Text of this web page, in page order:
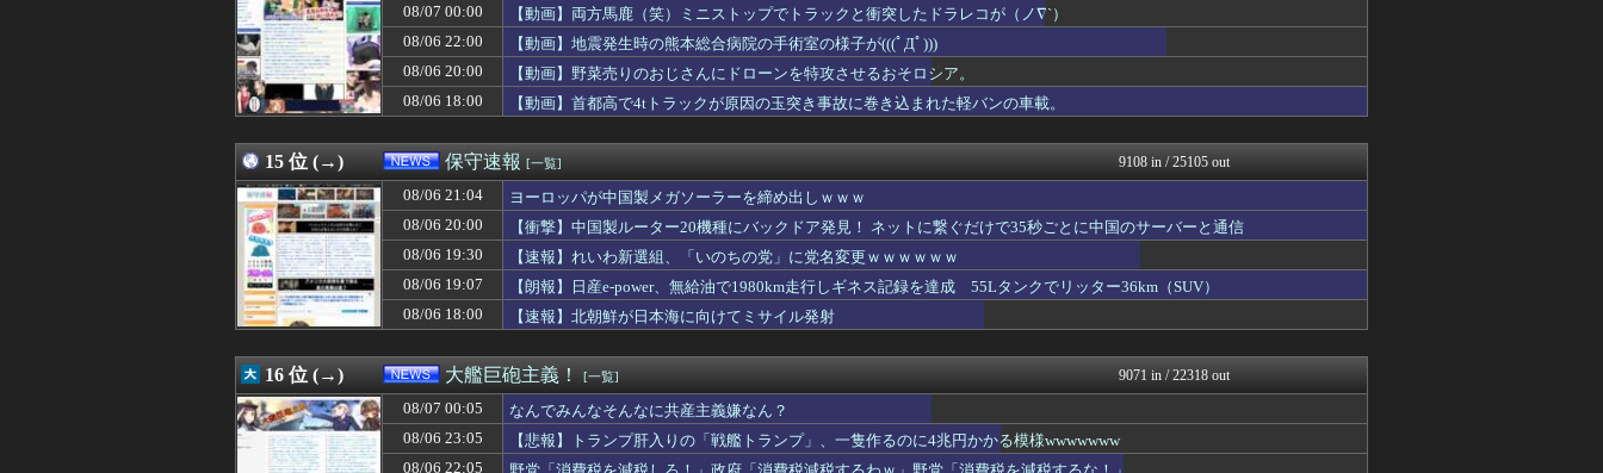
08/07 06:00
ワイの職場の後輩女子、かわいくていい匂いするけどマジでとんでもなく無能
08/07 06:00
産経新聞が東北で新聞発行休止
常識的に考えた
08/07 06:00
【悲報】ワンピース原作者・尾田栄一郎さん、他の人と同じ「漫画家」という肩書きに...
アルファルファモザイク＠ネ...
08/07 06:00
ストーリーをクリアした後が本番みたいなゲーム教えてくれ
08/07 06:00
長男嫁が「お姉ちゃん助けて」と電話してきた。バカトメが、雪の中うちの息子に会い...
08/07 06:00
【会社】川上産業株式会社が10月よりプチプチ株式会社に社名変更
みそパンNEWS
08/07 06:00
【日本ハム】堀瑞輝「この場面で任せる監督が悪いと思って」火消し成功で3勝目 ファイターズ王国＠日ハムま...
08/07 00:00
【動画】両方馬鹿（笑）ミニストップでトラックと衝突したドラレコが（ノ∇`）
08/06 22:00
【動画】地震発生時の熊本総合病院の手術室の様子が(((ﾟДﾟ)))
08/06 20:00
【動画】野菜売りのおじさんにドローンを特攻させるおそロシア。
08/06 18:00
【動画】首都高で4tトラックが原因の玉突き事故に巻き込まれた軽バンの車載。
15 位 (→) 保守速報 [一覧] 9108 in / 25105 out
08/06 21:04
ヨーロッパが中国製メガソーラーを締め出しｗｗｗ
08/06 20:00
【衝撃】中国製ルーター20機種にバックドア発見！ ネットに繋ぐだけで35秒ごとに中国のサーバーと通信
08/06 19:30
【速報】れいわ新選組、「いのちの党」に党名変更ｗｗｗｗｗｗ
08/06 19:07
【朗報】日産e-power、無給油で1980km走行しギネス記録を達成 55Lタンクでリッター36km（SUV）
08/06 18:00
【速報】北朝鮮が日本海に向けてミサイル発射
16 位 (→) 大艦巨砲主義！ [一覧] 9071 in / 22318 out
08/07 00:05
なんでみんなそんなに共産主義嫌なん？
08/06 23:05
【悲報】トランプ肝入りの「戦艦トランプ」、一隻作るのに4兆円かかる模様wwwwwww
08/06 22:05